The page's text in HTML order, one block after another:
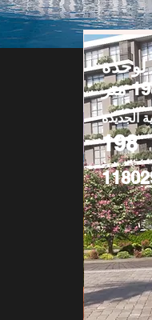
متر
الجديدة
198